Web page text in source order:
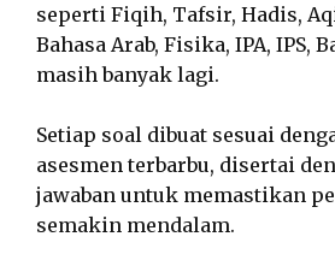
seperti Fiqih, Tafsir, Hadis,
Bahasa Arab, Fisika, IPA, IPS,
masih banyak lagi.
Setiap soal dibuat sesuai
asesmen terbarbu, disertai
jawaban untuk memastikan
semakin mendalam.